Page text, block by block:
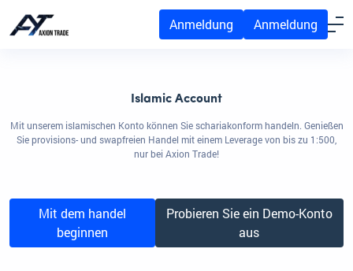
Anmeldung Anmeldung
Islamic Account
Mit unserem islamischen Konto können Sie schariakonform handeln. Genießen
Sie provisions- und swapfreien Handel mit einem Leverage von bis zu 1:500,
nur bei Axion Trade!
Mit dem handel
beginnen
Probieren Sie ein Demo-Konto
aus